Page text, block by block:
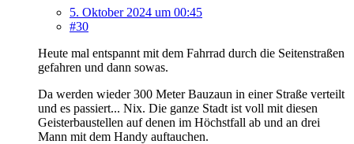
5. Oktober 2024 um 00:45
#30
Heute mal entspannt mit dem Fahrrad durch die Seitenstraßen
gefahren und dann sowas.
Da werden wieder 300 Meter Bauzaun in einer Straße verteilt
und es passiert... Nix. Die ganze Stadt ist voll mit diesen
Geisterbaustellen auf denen im Höchstfall ab und an drei
Mann mit dem Handy auftauchen.